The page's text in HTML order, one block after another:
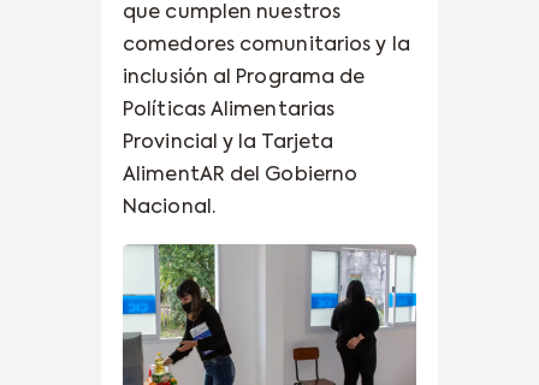
que cumplen nuestros
comedores comunitarios y la
inclusión al Programa de
Políticas Alimentarias
Provincial y la Tarjeta
AlimentAR del Gobierno
Nacional.